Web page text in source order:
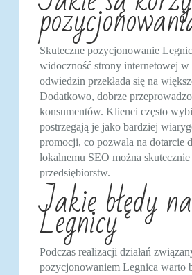
Skuteczne pozycjonowanie
widoczność strony internetowej
odwiedzin przekłada się na
Dodatkowo, dobrze
konsumentów. Klienci często
postrzegają je jako bardziej
promocji, co pozwala na dotarcie
lokalnemu SEO można
przedsiębiorstw.
Jakie błędy
Legnicy
Podczas realizacji działań
pozycjonowaniem Legnica warto